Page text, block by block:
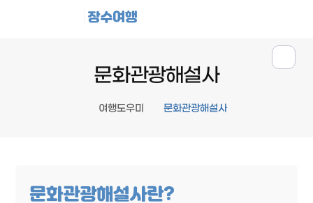
장수여행
문화관광해설사
여행도우미 문화관광해설사
문화관광해설사란?